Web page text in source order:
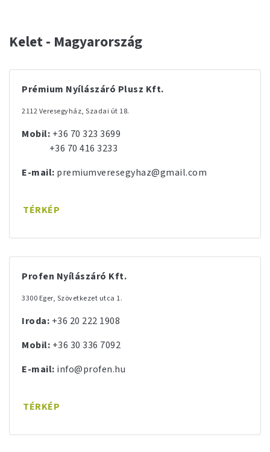
Kelet - Magyarország
Prémium Nyílászáró Plusz Kft.
2112 Veresegyház, Szadai út 18.
Mobil: +36 70 323 3699
+36 70 416 3233
E-mail: premiumveresegyhaz@gmail.com
TÉRKÉP
Profen Nyílászáró Kft.
3300 Eger, Szövetkezet utca 1.
Iroda: +36 20 222 1908
Mobil: +36 30 336 7092
E-mail: info@profen.hu
TÉRKÉP